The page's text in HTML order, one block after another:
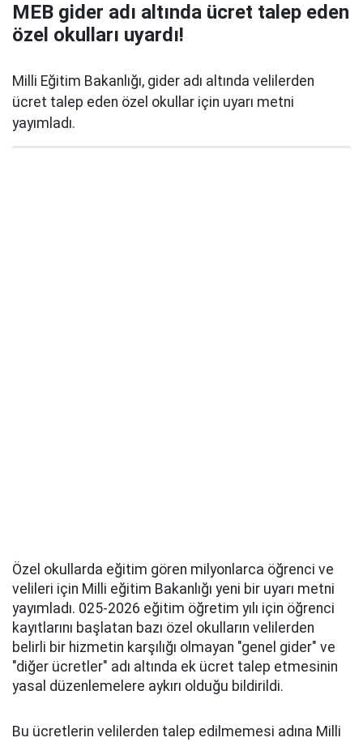
MEB gider adı altında ücret talep eden
özel okulları uyardı!
Milli Eğitim Bakanlığı, gider adı altında velilerden
ücret talep eden özel okullar için uyarı metni
yayımladı.
Özel okullarda eğitim gören milyonlarca öğrenci ve
velileri için Milli eğitim Bakanlığı yeni bir uyarı metni
yayımladı. 025-2026 eğitim öğretim yılı için öğrenci
kayıtlarını başlatan bazı özel okulların velilerden
belirli bir hizmetin karşılığı olmayan "genel gider" ve
"diğer ücretler" adı altında ek ücret talep etmesinin
yasal düzenlemelere aykırı olduğu bildirildi.
Bu ücretlerin velilerden talep edilmemesi adına Milli